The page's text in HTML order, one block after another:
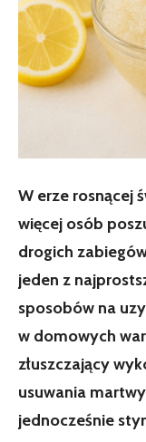
W erze rosnącej
więcej osób
drogich
jeden z
sposobów na
w domowych
złuszczający
usuwania
jednocześnie